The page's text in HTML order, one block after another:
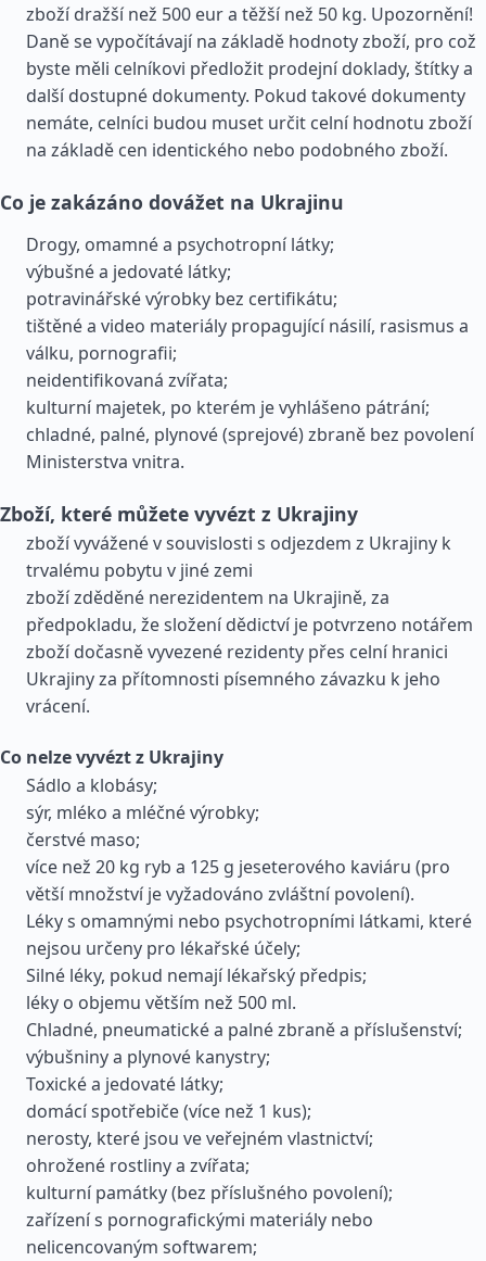
zboží dražší než 500 eur a těžší než 50 kg. Upozornění!
Daně se vypočítávají na základě hodnoty zboží, pro což
byste měli celníkovi předložit prodejní doklady, štítky a
další dostupné dokumenty. Pokud takové dokumenty
nemáte, celníci budou muset určit celní hodnotu zboží
na základě cen identického nebo podobného zboží.
Co je zakázáno dovážet na Ukrajinu
Drogy, omamné a psychotropní látky;
výbušné a jedovaté látky;
potravinářské výrobky bez certifikátu;
tištěné a video materiály propagující násilí, rasismus a
válku, pornografii;
neidentifikovaná zvířata;
kulturní majetek, po kterém je vyhlášeno pátrání;
chladné, palné, plynové (sprejové) zbraně bez povolení
Ministerstva vnitra.
Zboží, které můžete vyvézt z Ukrajiny
zboží vyvážené v souvislosti s odjezdem z Ukrajiny k
trvalému pobytu v jiné zemi
zboží zděděné nerezidentem na Ukrajině, za
předpokladu, že složení dědictví je potvrzeno notářem
zboží dočasně vyvezené rezidenty přes celní hranici
Ukrajiny za přítomnosti písemného závazku k jeho
vrácení.
Co nelze vyvézt z Ukrajiny
Sádlo a klobásy;
sýr, mléko a mléčné výrobky;
čerstvé maso;
více než 20 kg ryb a 125 g jeseterového kaviáru (pro
větší množství je vyžadováno zvláštní povolení).
Léky s omamnými nebo psychotropními látkami, které
nejsou určeny pro lékařské účely;
Silné léky, pokud nemají lékařský předpis;
léky o objemu větším než 500 ml.
Chladné, pneumatické a palné zbraně a příslušenství;
výbušniny a plynové kanystry;
Toxické a jedovaté látky;
domácí spotřebiče (více než 1 kus);
nerosty, které jsou ve veřejném vlastnictví;
ohrožené rostliny a zvířata;
kulturní památky (bez příslušného povolení);
zařízení s pornografickými materiály nebo
nelicencovaným softwarem;